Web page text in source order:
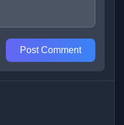
Post Comment